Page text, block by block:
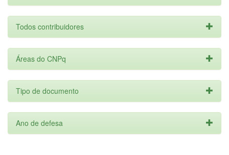
Todos contribuidores
Áreas do CNPq
Tipo de documento
Ano de defesa